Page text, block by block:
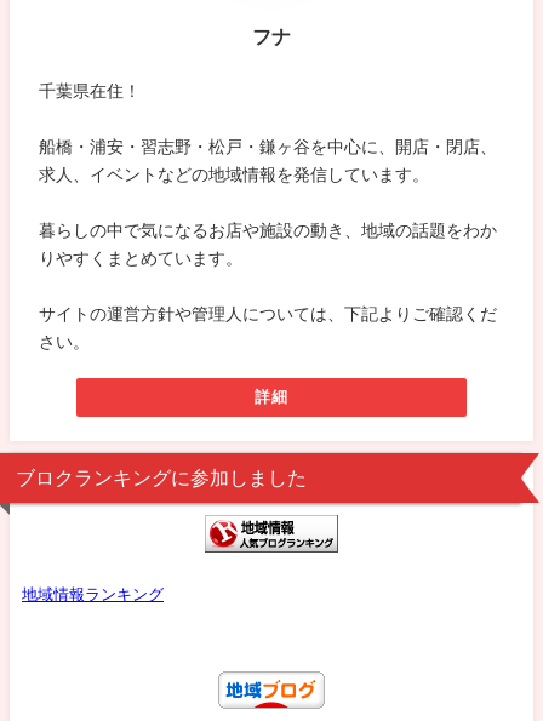
フナ
千葉県在住！
船橋・浦安・習志野・松戸・鎌ヶ谷を中心に、開店・閉店、
求人、イベントなどの地域情報を発信しています。
暮らしの中で気になるお店や施設の動き、地域の話題をわか
りやすくまとめています。
サイトの運営方針や管理人については、下記よりご確認くだ
さい。
詳細
ブロクランキングに参加しました
地域情報ランキング